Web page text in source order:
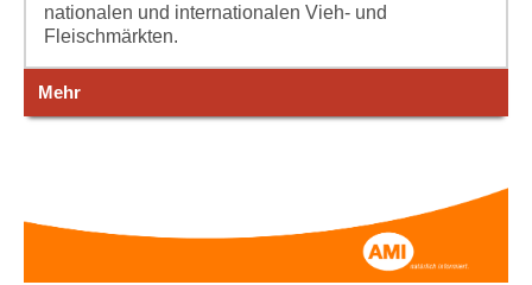
nationalen und internationalen Vieh- und
Fleischmärkten.
Mehr